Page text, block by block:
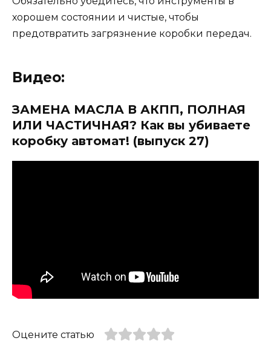
хорошем состоянии и чистые, чтобы
предотвратить загрязнение коробки передач.
Видео:
ЗАМЕНА МАСЛА В АКПП, ПОЛНАЯ
ИЛИ ЧАСТИЧНАЯ? Как вы убиваете
коробку автомат! (выпуск 27)
Оцените статью